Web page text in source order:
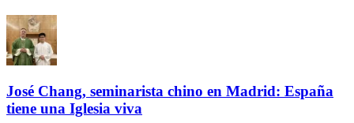
José Chang, seminarista chino en Madrid: España
tiene una Iglesia viva